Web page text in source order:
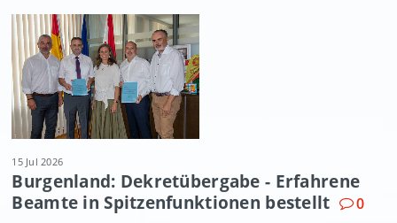
15 Jul 2026
Burgenland: Dekretübergabe - Erfahrene
Beamte in Spitzenfunktionen bestellt
0